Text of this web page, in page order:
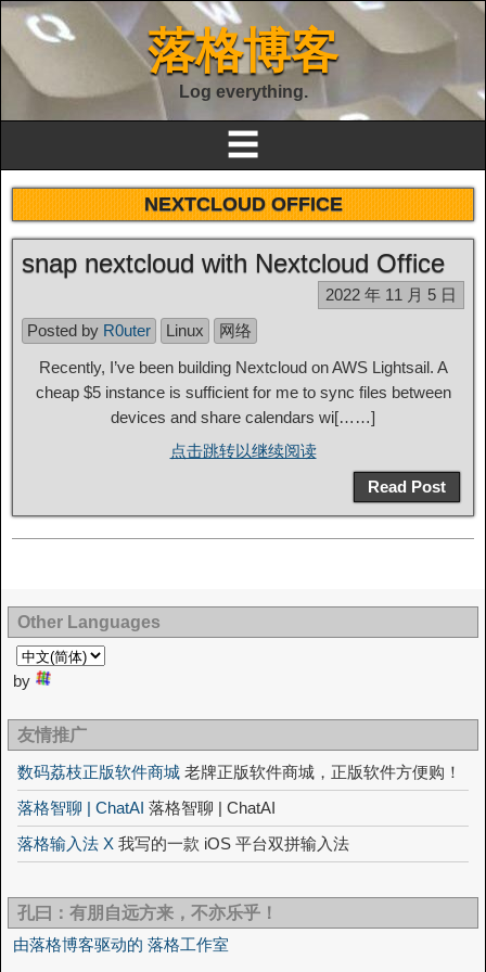
落格博客
Log everything.
☰
NEXTCLOUD OFFICE
snap nextcloud with Nextcloud Office
2022 年 11 月 5 日
Posted by R0uter Linux
网络
Recently, I’ve been building Nextcloud on AWS Lightsail. A
cheap $5 instance is sufficient for me to sync files between
devices and share calendars wi[……]
点击跳转以继续阅读
Read Post
Other Languages
by
友情推广
数码荔枝正版软件商城 老牌正版软件商城，正版软件方便购！
落格智聊 | ChatAI 落格智聊 | ChatAI
落格输入法 X 我写的一款 iOS 平台双拼输入法
孔曰：有朋自远方来，不亦乐乎！
由落格博客驱动的 落格工作室